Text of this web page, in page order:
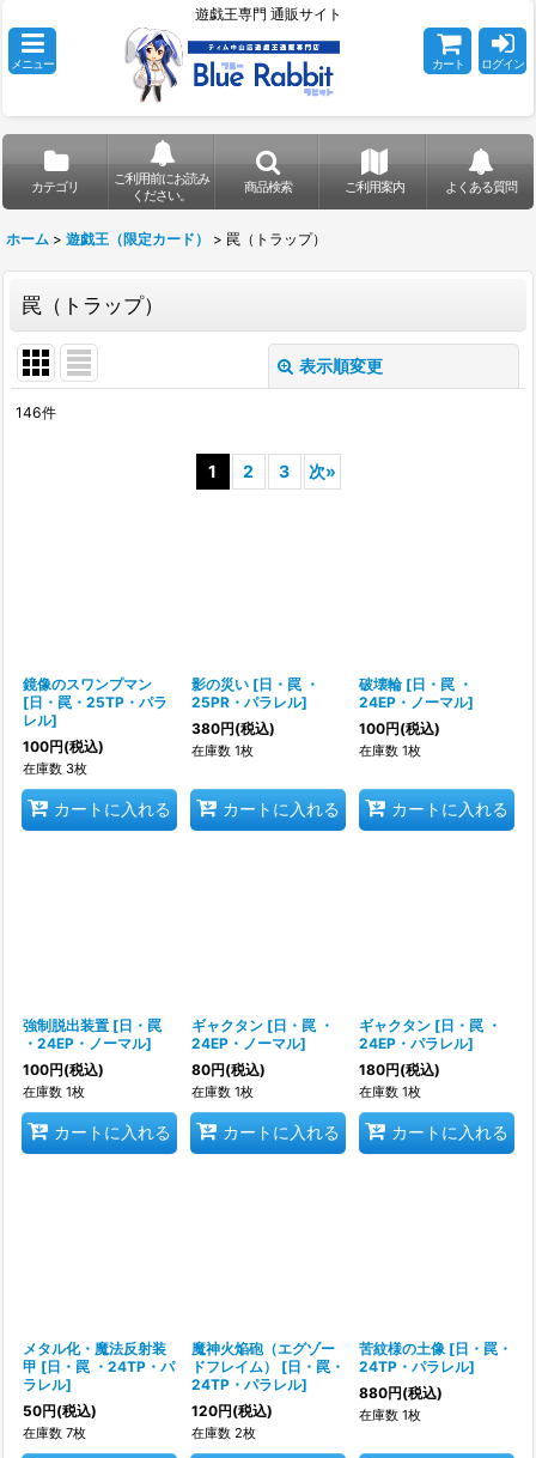
遊戯王専門 通販サイト
メニュー カート ログイン
カテゴリ
ご利用前にお読み
ください。
商品検索 ご利用案内 よくある質問
ホーム > 遊戯王（限定カード） > 罠（トラップ）
罠（トラップ）
表示順変更
146件
1 2 3 次»
鏡像のスワンプマン
[日・罠・25TP・パラ
レル]
100円(税込)
在庫数 3枚
カートに入れる
影の災い [日・罠 ・
25PR・パラレル]
380円(税込)
在庫数 1枚
カートに入れる
破壊輪 [日・罠 ・
24EP・ノーマル]
100円(税込)
在庫数 1枚
カートに入れる
強制脱出装置 [日・罠
・24EP・ノーマル]
100円(税込)
在庫数 1枚
カートに入れる
ギャクタン [日・罠 ・
24EP・ノーマル]
80円(税込)
在庫数 1枚
カートに入れる
ギャクタン [日・罠 ・
24EP・パラレル]
180円(税込)
在庫数 1枚
カートに入れる
メタル化・魔法反射装
甲 [日・罠 ・24TP・パ
ラレル]
50円(税込)
在庫数 7枚
魔神火焔砲（エグゾー
ドフレイム）
[日・罠・
24TP・パラレル]
120円(税込)
在庫数 2枚
苦紋様の土像 [日・罠・
24TP・パラレル]
880円(税込)
在庫数 1枚